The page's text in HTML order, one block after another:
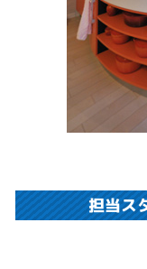
担当ス